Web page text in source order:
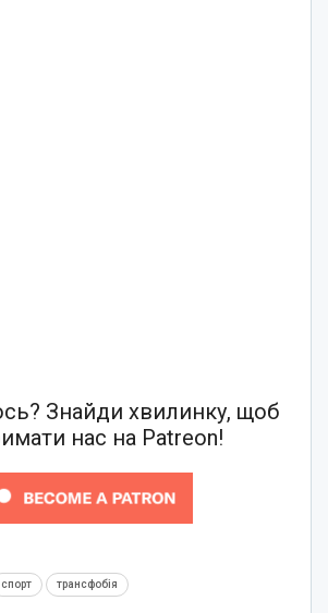
Знайди хвилинку, щоб
нас на Patreon!
спорт трансфобія